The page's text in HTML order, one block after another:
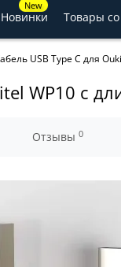
New
Новинки Товары со
USB Type C для
WP10 с
Отзывы 0